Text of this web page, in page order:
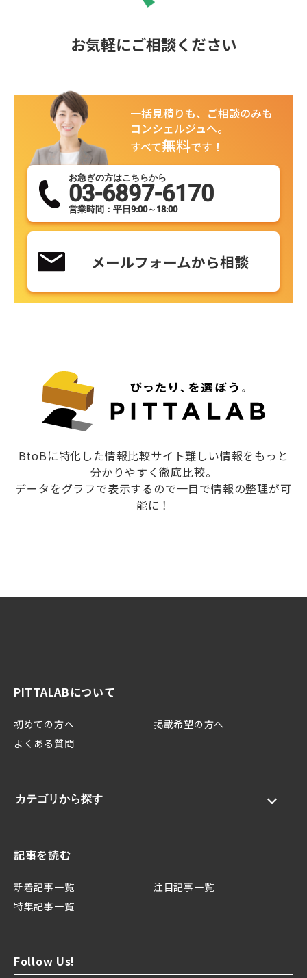
お気軽にご相談ください
一括見積りも、ご相談のみも
コンシェルジュへ。
すべて無料です！
お急ぎの方はこちらから
03-6897-6170
営業時間：平日9:00～18:00
メールフォームから相談
BtoBに特化した情報比較サイト難しい情報をもっと
分かりやすく徹底比較。
データをグラフで表示するので一目で情報の整理が可
能に！
PITTALABについて
初めての方へ
掲載希望の方へ
よくある質問
カテゴリから探す
記事を読む
新着記事一覧
注目記事一覧
特集記事一覧
Follow Us!